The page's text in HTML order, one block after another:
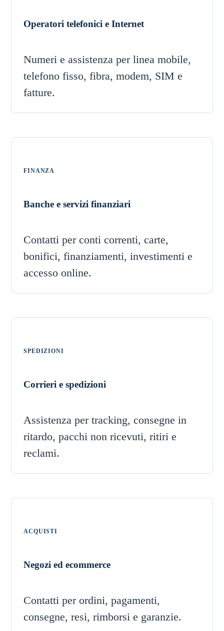
Operatori telefonici e Internet
Numeri e assistenza per linea mobile,
telefono fisso, fibra, modem, SIM e
fatture.
FINANZA
Banche e servizi finanziari
Contatti per conti correnti, carte,
bonifici, finanziamenti, investimenti e
accesso online.
SPEDIZIONI
Corrieri e spedizioni
Assistenza per tracking, consegne in
ritardo, pacchi non ricevuti, ritiri e
reclami.
ACQUISTI
Negozi ed ecommerce
Contatti per ordini, pagamenti,
consegne, resi, rimborsi e garanzie.